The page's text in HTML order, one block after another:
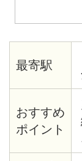
最寄駅
おすすめ
ポイント